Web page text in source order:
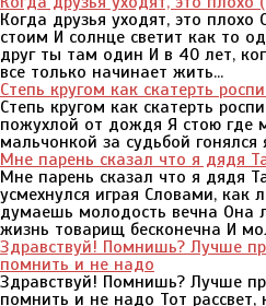
Когда друзья уходят, это
стоим И солнце светит как то
друг ты там один И в 40 лет,
все только начинает жить...
Степь кругом как скатерть
Степь кругом как скатерть
пожухлой от дождя Я стою где
мальчонкой за судьбой гонялся
Мне парень сказал что я дядя
Мне парень сказал что я дядя
усмехнулся играя Словами, как
думаешь молодость вечна Она
жизнь товарищ бесконечна И
Здравствуй! Помнишь? Лучше
помнить и не надо
Здравствуй! Помнишь? Лучше
помнить и не надо Тот